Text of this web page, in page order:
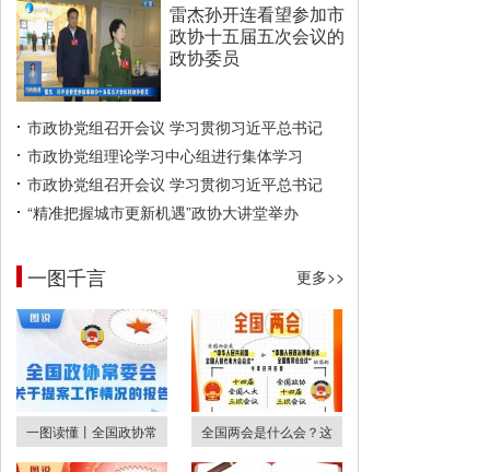
雷杰孙开连看望参加市
政协十五届五次会议的
政协委员
市政协党组召开会议 学习贯彻习近平总书记
市政协党组理论学习中心组进行集体学习
市政协党组召开会议 学习贯彻习近平总书记
“精准把握城市更新机遇”政协大讲堂举办
一图千言 更多>>
一图读懂丨全国政协常 全国两会是什么会？这